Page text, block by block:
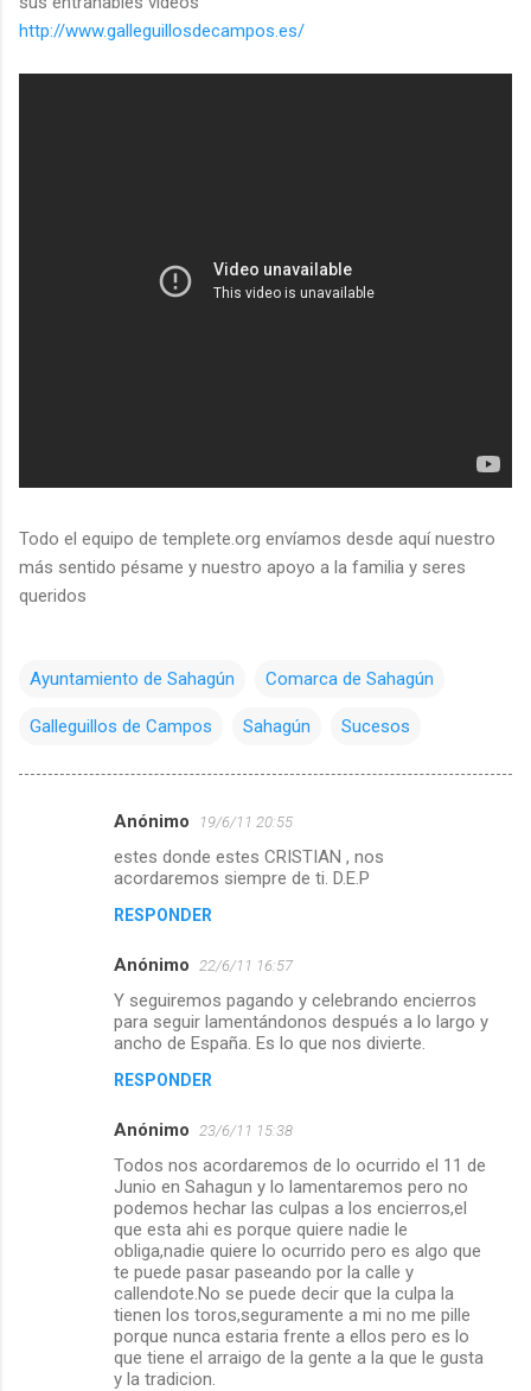
http://www.galleguillosdecampos.es/
Todo el equipo de templete.org envíamos desde aquí nuestro
más sentido pésame y nuestro apoyo a la familia y seres
queridos
Ayuntamiento de Sahagún Comarca de Sahagún
Galleguillos de Campos Sahagún Sucesos
Anónimo 19/6/11 20:55
estes donde estes CRISTIAN , nos
acordaremos siempre de ti. D.E.P
RESPONDER
Anónimo 22/6/11 16:57
Y seguiremos pagando y celebrando encierros
para seguir lamentándonos después a lo largo y
ancho de España. Es lo que nos divierte.
RESPONDER
Anónimo 23/6/11 15:38
Todos nos acordaremos de lo ocurrido el 11 de
Junio en Sahagun y lo lamentaremos pero no
podemos hechar las culpas a los encierros,el
que esta ahi es porque quiere nadie le
obliga,nadie quiere lo ocurrido pero es algo que
te puede pasar paseando por la calle y
callendote.No se puede decir que la culpa la
tienen los toros,seguramente a mi no me pille
porque nunca estaria frente a ellos pero es lo
que tiene el arraigo de la gente a la que le gusta
y la tradicion.